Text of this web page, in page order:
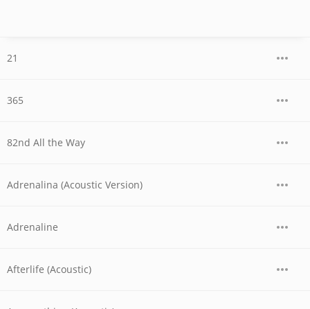
21
365
82nd All the Way
Adrenalina (Acoustic Version)
Adrenaline
Afterlife (Acoustic)